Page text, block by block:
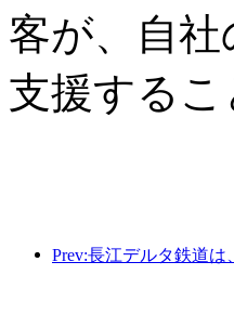
客が、自
支援する